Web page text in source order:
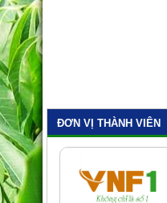
ĐƠN VỊ THÀNH VIÊN